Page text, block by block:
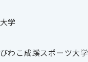
学
わこ成蹊スポーツ大学